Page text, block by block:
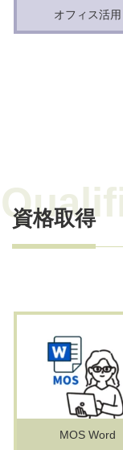
オフィス活用
資格取得
MOS Word